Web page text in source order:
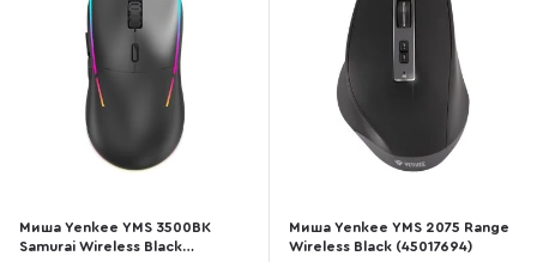
Миша Yenkee YMS 3500BK
Samurai Wireless Black
Миша Yenkee YMS 2075 Range
Wireless Black (45017694)